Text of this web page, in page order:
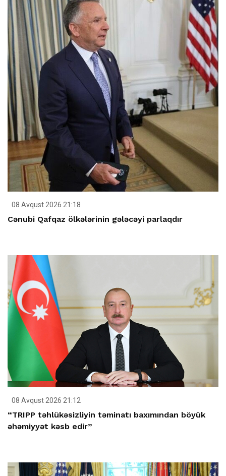
08 Avqust 2026 21:18
Cənubi Qafqaz ölkələrinin gələcəyi parlaqdır
08 Avqust 2026 21:12
“TRIPP təhlükəsizliyin təminatı baxımından böyük
əhəmiyyət kəsb edir”